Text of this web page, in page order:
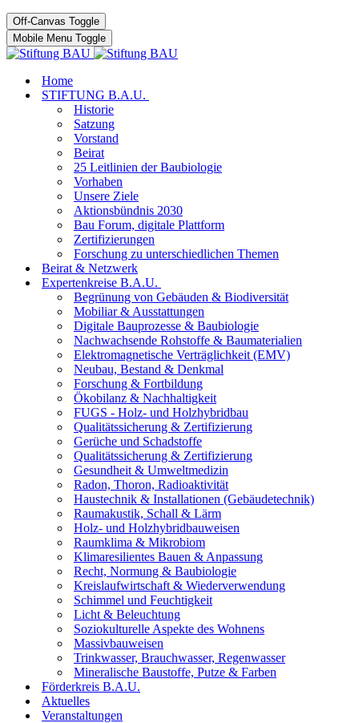
Off-Canvas Toggle
Mobile Menu Toggle
Home
STIFTUNG B.A.U.
Historie
Satzung
Vorstand
Beirat
25 Leitlinien der Baubiologie
Vorhaben
Unsere Ziele
Aktionsbündnis 2030
Bau Forum, digitale Plattform
Zertifizierungen
Forschung zu unterschiedlichen Themen
Beirat & Netzwerk
Expertenkreise B.A.U.
Begrünung von Gebäuden & Biodiversität
Mobiliar & Ausstattungen
Digitale Bauprozesse & Baubiologie
Nachwachsende Rohstoffe & Baumaterialien
Elektromagnetische Verträglichkeit (EMV)
Neubau, Bestand & Denkmal
Forschung & Fortbildung
Ökobilanz & Nachhaltigkeit
FUGS - Holz- und Holzhybridbau
Qualitätssicherung & Zertifizierung
Gerüche und Schadstoffe
Qualitätssicherung & Zertifizierung
Gesundheit & Umweltmedizin
Radon, Thoron, Radioaktivität
Haustechnik & Installationen (Gebäudetechnik)
Raumakustik, Schall & Lärm
Holz- und Holzhybridbauweisen
Raumklima & Mikrobiom
Klimaresilientes Bauen & Anpassung
Recht, Normung & Baubiologie
Kreislaufwirtschaft & Wiederverwendung
Schimmel und Feuchtigkeit
Licht & Beleuchtung
Soziokulturelle Aspekte des Wohnens
Massivbauweisen
Trinkwasser, Brauchwasser, Regenwasser
Mineralische Baustoffe, Putze & Farben
Förderkreis B.A.U.
Aktuelles
Veranstaltungen